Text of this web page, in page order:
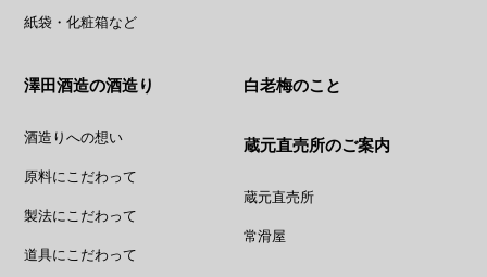
紙袋・化粧箱など
澤田酒造の酒造り
酒造りへの想い
原料にこだわって
製法にこだわって
道具にこだわって
白老梅のこと
蔵元直売所のご案内
蔵元直売所
常滑屋